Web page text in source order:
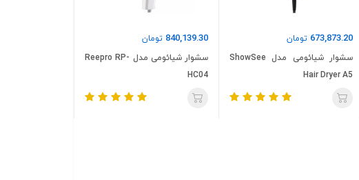
673,873.20 تومان
سشوار شیائومی مدل ShowSee
Hair Dryer A5
840,139.30 تومان
سشوار شیائومی مدل Reepro RP-
HC04